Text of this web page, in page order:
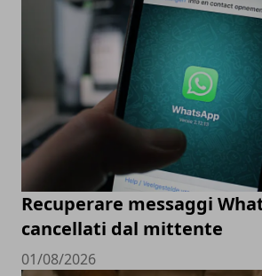
Recuperare messaggi
cancellati dal mittente
01/08/2026